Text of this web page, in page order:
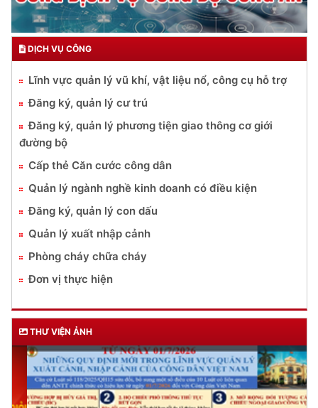
DỊCH VỤ CÔNG
Lĩnh vực quản lý vũ khí, vật liệu nổ, công cụ hỗ trợ
Đăng ký, quản lý cư trú
Đăng ký, quản lý phương tiện giao thông cơ giới
đường bộ
Cấp thẻ Căn cước công dân
Quản lý ngành nghề kinh doanh có điều kiện
Đăng ký, quản lý con dấu
Quản lý xuất nhập cảnh
Phòng cháy chữa cháy
Đơn vị thực hiện
THƯ VIỆN ẢNH